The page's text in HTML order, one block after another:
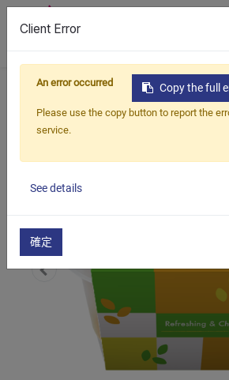
首頁 產品 果凍杯裝
Client Error
Copy the full
An error occurred
Please use the copy button to report the
service.
See details
確定